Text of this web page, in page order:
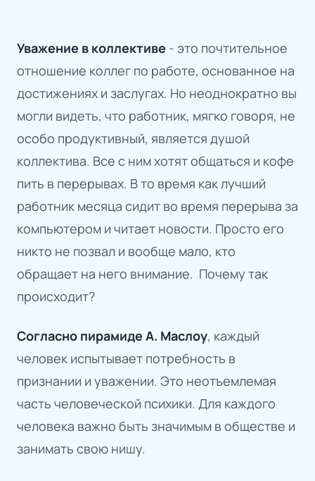
Уважение в коллективе - это почтительное
отношение коллег по работе, основанное на
достижениях и заслугах. Но неоднократно вы
могли видеть, что работник, мягко говоря, не
особо продуктивный, является душой
коллектива. Все с ним хотят общаться и кофе
пить в перерывах. В то время как лучший
работник месяца сидит во время перерыва за
компьютером и читает новости. Просто его
никто не позвал и вообще мало, кто
обращает на него внимание. Почему так
происходит?
Согласно пирамиде А. Маслоу, каждый
человек испытывает потребность в
признании и уважении. Это неотъемлемая
часть человеческой психики. Для каждого
человека важно быть значимым в обществе и
занимать свою нишу.